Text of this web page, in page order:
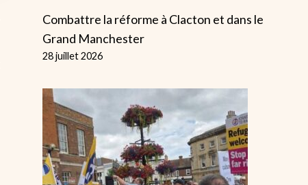
Combattre la réforme à Clacton et dans le
Grand Manchester
28 juillet 2026